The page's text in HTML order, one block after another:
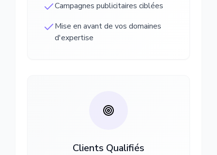
Campagnes publicitaires ciblées
Mise en avant de vos domaines
d'expertise
Clients Qualifiés